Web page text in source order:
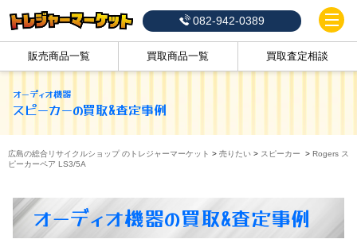
082-942-0389
販売商品一覧 買取商品一覧 買取査定相談
オーディオ機器
スピーカーの買取&査定事例
広島の総合リサイクルショップ のトレジャーマーケット > 売りたい > スピーカー > Rogers ス
ピーカーペア LS3/5A
オーディオ機器の買取&査定事例